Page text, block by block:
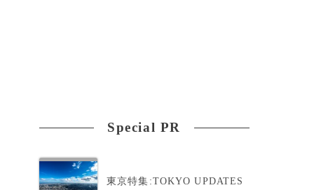
Special PR
東京特集:TOKYO UPDATES